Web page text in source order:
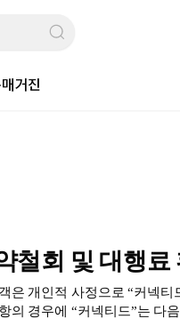
매거진
철회 및 대행료
은 개인적 사정으로 “커넥티
의 경우에 “커넥티드”는 다음